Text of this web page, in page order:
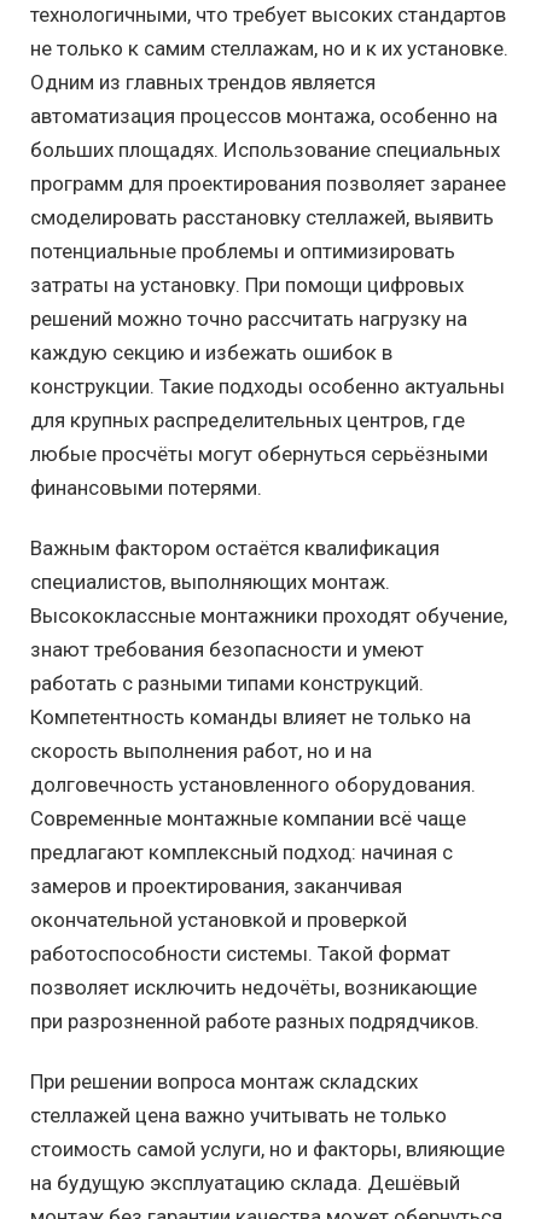
технологичными, что требует высоких стандартов
не только к самим стеллажам, но и к их установке.
Одним из главных трендов является
автоматизация процессов монтажа, особенно на
больших площадях. Использование специальных
программ для проектирования позволяет заранее
смоделировать расстановку стеллажей, выявить
потенциальные проблемы и оптимизировать
затраты на установку. При помощи цифровых
решений можно точно рассчитать нагрузку на
каждую секцию и избежать ошибок в
конструкции. Такие подходы особенно актуальны
для крупных распределительных центров, где
любые просчёты могут обернуться серьёзными
финансовыми потерями.
Важным фактором остаётся квалификация
специалистов, выполняющих монтаж.
Высококлассные монтажники проходят обучение,
знают требования безопасности и умеют
работать с разными типами конструкций.
Компетентность команды влияет не только на
скорость выполнения работ, но и на
долговечность установленного оборудования.
Современные монтажные компании всё чаще
предлагают комплексный подход: начиная с
замеров и проектирования, заканчивая
окончательной установкой и проверкой
работоспособности системы. Такой формат
позволяет исключить недочёты, возникающие
при разрозненной работе разных подрядчиков.
При решении вопроса монтаж складских
стеллажей цена важно учитывать не только
стоимость самой услуги, но и факторы, влияющие
на будущую эксплуатацию склада. Дешёвый